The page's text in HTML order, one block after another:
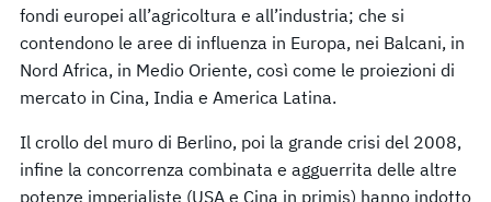
fondi europei all’agricoltura e all’industria; che si
contendono le aree di influenza in Europa, nei Balcani, in
Nord Africa, in Medio Oriente, così come le proiezioni di
mercato in Cina, India e America Latina.
Il crollo del muro di Berlino, poi la grande crisi del 2008,
infine la concorrenza combinata e agguerrita delle altre
potenze imperialiste (USA e Cina in primis) hanno indotto